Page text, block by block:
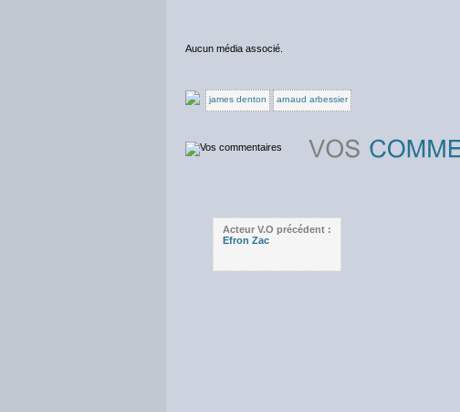
Aucun média associé.
james denton arnaud arbessier
Acteur V.O précédent :
Efron Zac